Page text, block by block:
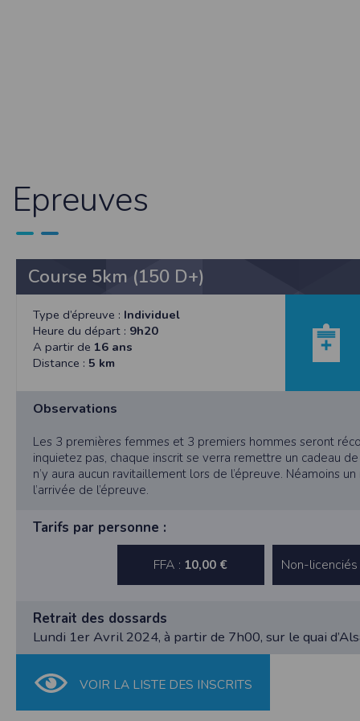
Epreuves
Course 5km (150 D+)
Type d’épreuve : Individuel
Heure du départ : 9h20
A partir de 16 ans
Distance : 5 km
Observations
Les 3 premières femmes et 3 premiers hommes seront
inquietez pas, chaque inscrit se verra remettre un cadeau
n’y aura aucun ravitaillement lors de l’épreuve. Néamoins
l’arrivée de l’épreuve.
Tarifs par personne :
FFA : 10,00 € Non-licenciés
Retrait des dossards
Lundi 1er Avril 2024, à partir de 7h00, sur le quai
VOIR LA LISTE DES INSCRITS
Afin de gérer les cookies au plus près de
Cliquez sur le boutonAfficher les fichiers.
Firefox
Dans la fenêtre qui s'affiche, choisissez
Dans votre navigateur, choisissez le menu
Afficher les cookies.
Cliquez sur l'icône du menuOutils.
SélectionnezOptions.
Cliquez sur l'ongletOptions avancéeset
Cliquez sur le bouton Afficher les cookies .
Un cookie est un petit fichier texte envoyé
Nous utilisons les cookies à diverses
certaines de vos préférences ou encore
RGPD
La collecte et la conservation
Conformément à la loi du 6 janvier 1978
Les données identifiées comme étant
géographique partielle des utilisateurs.